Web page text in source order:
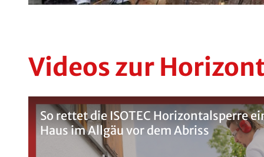
Videos zur
So rettet die ISOTEC Horizontalsperre
Haus im Allgäu vor dem Abriss